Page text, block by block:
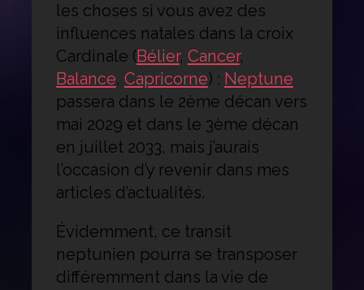
les choses si vous avez des
influences natales dans la croix
Cardinale (Bélier, Cancer,
Balance, Capricorne) : Neptune
passera dans le 2ème décan vers
mai 2029 et dans le 3ème décan
en juillet 2033, mais j’aurais
l’occasion d’y revenir dans mes
articles d’actualités.
Évidemment, ce transit
neptunien pourra se transposer
différemment dans la vie de